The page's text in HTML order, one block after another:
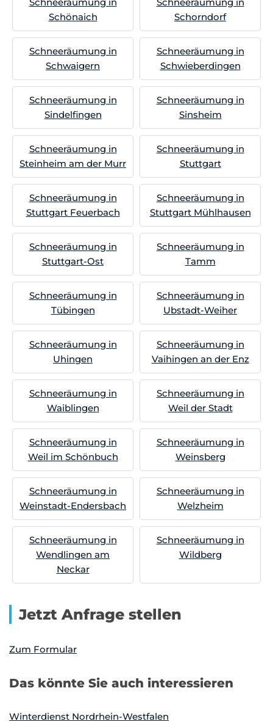
Schönaich
Schorndorf
Schneeräumung in
Schwaigern
Schneeräumung in
Schwieberdingen
Schneeräumung in
Sindelfingen
Schneeräumung in
Sinsheim
Schneeräumung in
Steinheim am der Murr
Schneeräumung in
Stuttgart
Schneeräumung in
Stuttgart Feuerbach
Schneeräumung in
Stuttgart Mühlhausen
Schneeräumung in
Stuttgart-Ost
Schneeräumung in
Tamm
Schneeräumung in
Tübingen
Schneeräumung in
Ubstadt-Weiher
Schneeräumung in
Uhingen
Schneeräumung in
Vaihingen an der Enz
Schneeräumung in
Waiblingen
Schneeräumung in
Weil der Stadt
Schneeräumung in
Weil im Schönbuch
Schneeräumung in
Weinsberg
Schneeräumung in
Weinstadt-Endersbach
Schneeräumung in
Welzheim
Schneeräumung in
Wendlingen am
Neckar
Schneeräumung in
Wildberg
Jetzt Anfrage stellen
Zum Formular
Das könnte Sie auch interessieren
Winterdienst Nordrhein-Westfalen